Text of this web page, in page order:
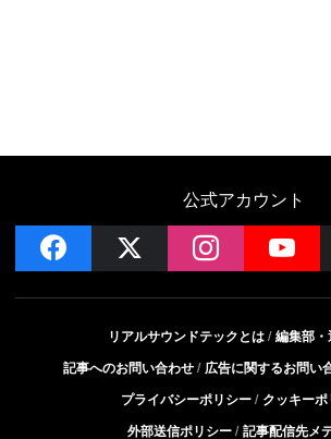
公式アカウント
facebook instagram
リアルサウンドテックとは 編集部
記事へのお問い合わせ
広告に関するお問い
プライバシーポリシー
クッキー
外部送信ポリシー 記事配信先メ